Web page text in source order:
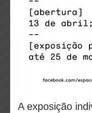
A exposição